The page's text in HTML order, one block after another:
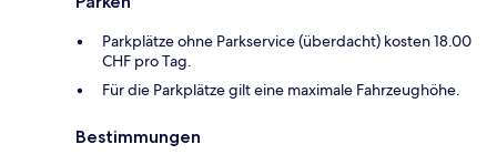
Parkplätze ohne Parkservice (überdacht) kosten 18.00
CHF pro Tag.
Für die Parkplätze gilt eine maximale Fahrzeughöhe.
Bestimmungen